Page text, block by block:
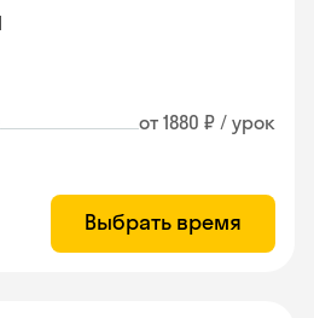
от 1880 ₽ / урок
Выбрать время